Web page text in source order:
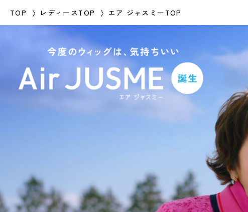
TOP レディースTOP エア ジャスミーTOP